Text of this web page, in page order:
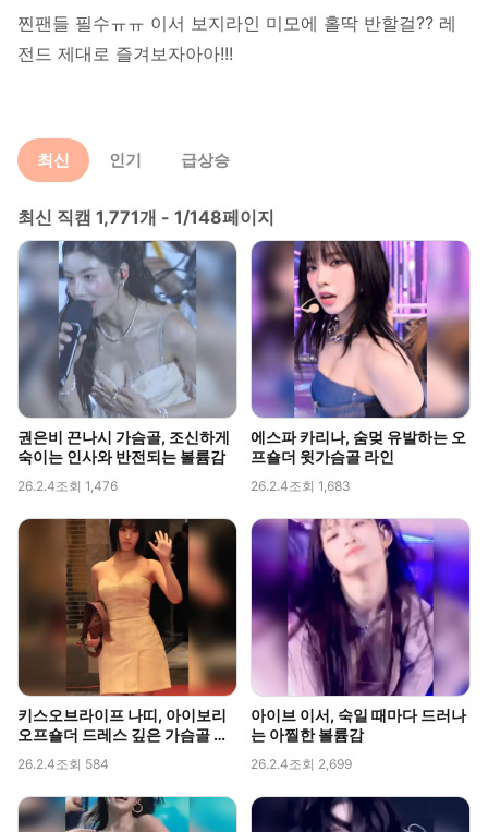
찐팬들 필수ㅠㅠ 이서 보지라인 미모에 홀딱 반할걸?? 레
전드 제대로 즐겨보자아아!!!
최신 인기 급상승
최신 직캠 1,771개 - 1/148페이지
권은비 끈나시 가슴골, 조신하게
숙이는 인사와 반전되는 볼륨감
26.2.4조회 1,476
에스파 카리나, 숨멎 유발하는 오
프숄더 윗가슴골 라인
26.2.4조회 1,683
키스오브라이프 나띠, 아이보리
오프숄더 드레스 깊은 가슴골 라
26.2.4조회 584
아이브 이서, 숙일 때마다 드러나
는 아찔한 볼륨감
26.2.4조회 2,699